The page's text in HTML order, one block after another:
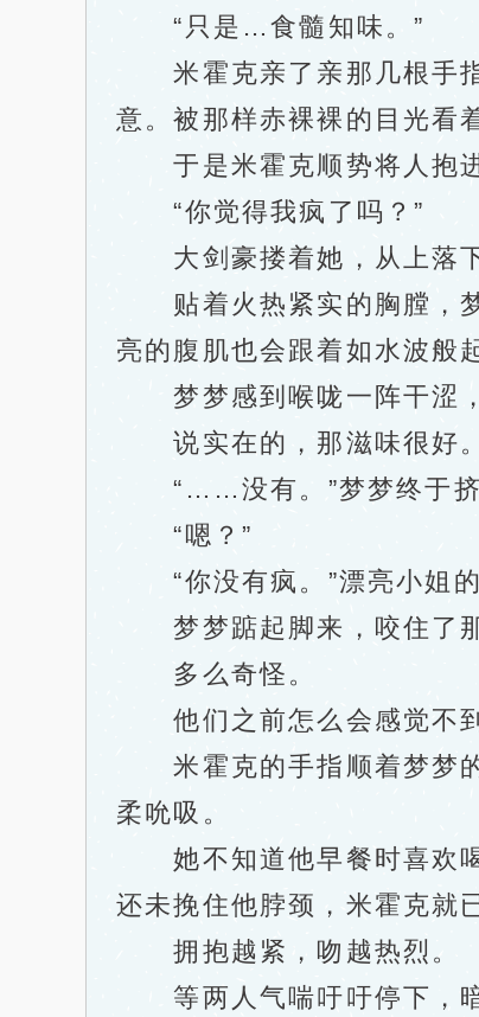
“只是…食髓知味。”
米霍克亲了亲那几根手指
意。被那样赤裸裸的目光看
于是米霍克顺势将人抱进
“你觉得我疯了吗？”
大剑豪搂着她，从上落下
贴着火热紧实的胸膛，梦
亮的腹肌也会跟着如水波般
梦梦感到喉咙一阵干涩，
说实在的，那滋味很好。
“……没有。”梦梦终于挤
“嗯？”
“你没有疯。”漂亮小姐的
梦梦踮起脚来，咬住了那
多么奇怪。
他们之前怎么会感觉不到
米霍克的手指顺着梦梦的
柔吮吸。
她不知道他早餐时喜欢喝
还未挽住他脖颈，米霍克就
拥抱越紧，吻越热烈。
等两人气喘吁吁停下，暗